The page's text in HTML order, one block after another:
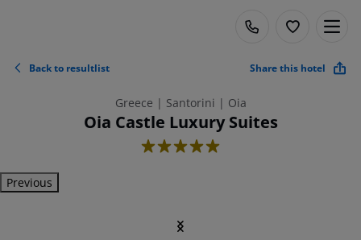
Back to resultlist Share this hotel
Greece | Santorini | Oia
Oia Castle Luxury Suites
5
Previous